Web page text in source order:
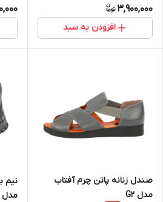
3,900,000
افزودن به سبد
صندل زنانه پاتن چرم آفتاب
مدل G2
نیم
مدل F104